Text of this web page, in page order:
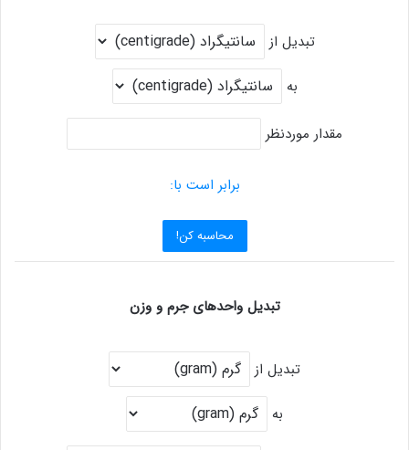
تبدیل از
به
مقدار موردنظر
برابر است با:
محاسبه کن!
تبدیل واحدهای جرم و وزن
تبدیل از
به